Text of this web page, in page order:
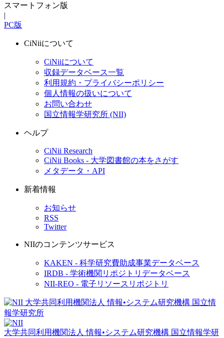
スマートフォン版
|
PC版
CiNiiについて
CiNiiについて
収録データベース一覧
利用規約・プライバシーポリシー
個人情報の扱いについて
お問い合わせ
国立情報学研究所 (NII)
ヘルプ
CiNii Research
CiNii Books - 大学図書館の本をさがす
メタデータ・API
新着情報
お知らせ
RSS
Twitter
NIIのコンテンツサービス
KAKEN - 科学研究費助成事業データベース
IRDB - 学術機関リポジトリデータベース
NII-REO - 電子リソースリポジトリ
大学共同利用機関法人 情報•システム研究機構 国立情報学研